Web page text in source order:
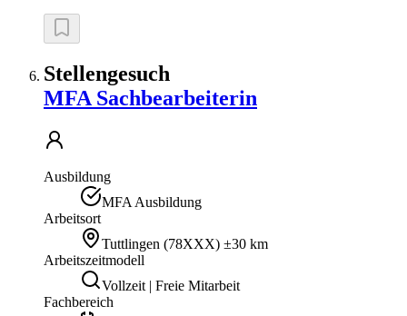
Stellengesuch
MFA Sachbearbeiterin
Ausbildung
MFA Ausbildung
Arbeitsort
Tuttlingen (78XXX) ±30 km
Arbeitszeitmodell
Vollzeit | Freie Mitarbeit
Fachbereich